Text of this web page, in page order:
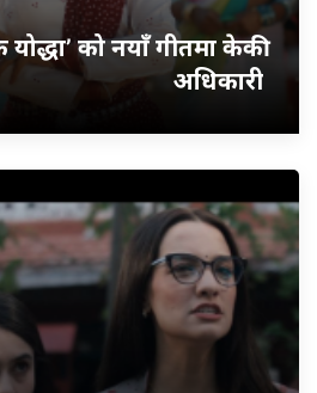
योद्धा’ को नयाँ गीतमा केकी
अधिकारी